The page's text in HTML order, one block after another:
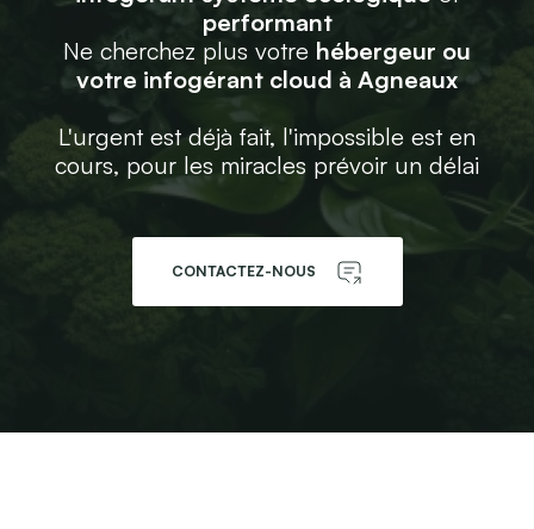
performant
Ne cherchez plus votre hébergeur ou
votre infogérant cloud à Agneaux
L'urgent est déjà fait, l'impossible est en
cours, pour les miracles prévoir un délai
CONTACTEZ-NOUS